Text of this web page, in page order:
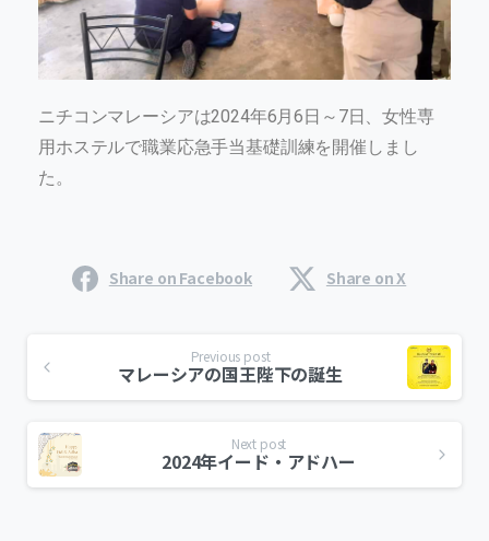
ニチコンマレーシアは2024年6月6日～7日、女性専
用ホステルで職業応急手当基礎訓練を開催しまし
た。
Share on Facebook Share on X
Previous post
マレーシアの国王陛下の誕生
Next post
2024年イード・アドハー